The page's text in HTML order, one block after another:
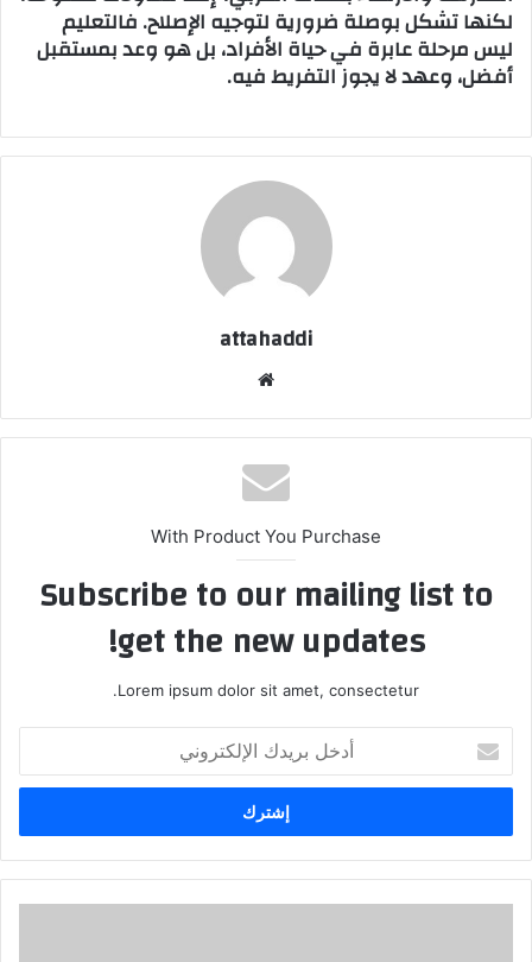
لكنها تشكل بوصلة ضرورية لتوجيه الإصلاح. فالتعليم
ليس مرحلة عابرة في حياة الأفراد، بل هو وعد بمستقبل
أفضل، وعهد لا يجوز التفريط فيه.
attahaddi
الوي
ب
With Product You Purchase
Subscribe to our mailing list to
get the new updates!
Lorem ipsum dolor sit amet, consectetur.
خ
ب
ر